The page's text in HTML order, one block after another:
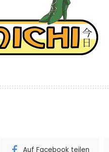
Auf Facebook teilen